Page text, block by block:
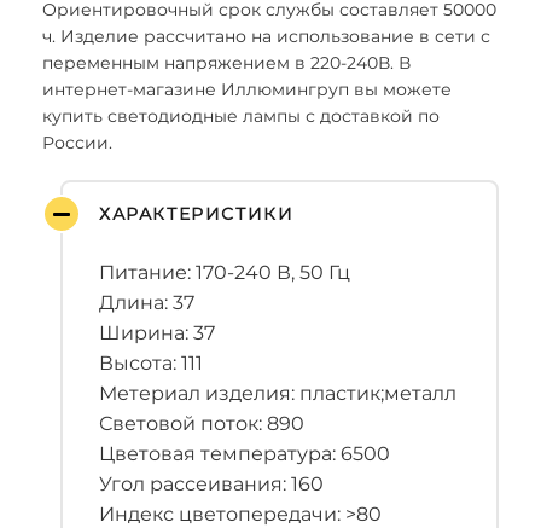
Ориентировочный срок службы составляет 50000
ч. Изделие рассчитано на использование в сети с
переменным напряжением в 220-240В. В
интернет-магазине Иллюмингруп вы можете
купить светодиодные лампы с доставкой по
России.
ХАРАКТЕРИСТИКИ
Питание: 170-240 В, 50 Гц
Длина: 37
Ширина: 37
Высота: 111
Метериал изделия: пластик;металл
Световой поток: 890
Цветовая температура: 6500
Угол рассеивания: 160
Индекс цветопередачи: >80